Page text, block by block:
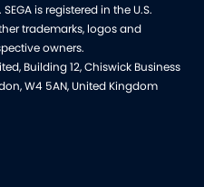
SEGA is registered in the U.S.
trademarks, logos and
owners.
Building 12, Chiswick Business
W4 5AN, United Kingdom